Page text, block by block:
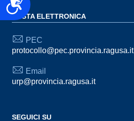
POSTA ELETTRONICA
PEC
protocollo@pec.provincia.ragusa.it
Email
urp@provincia.ragusa.it
SEGUICI SU